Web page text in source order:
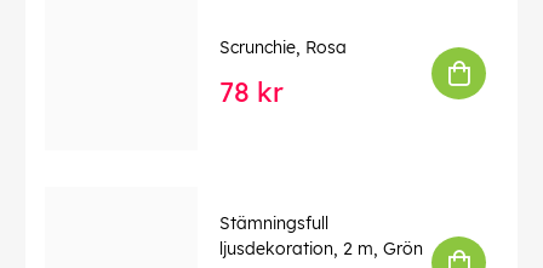
Scrunchie, Rosa
78 kr
Stämningsfull
ljusdekoration, 2 m, Grön